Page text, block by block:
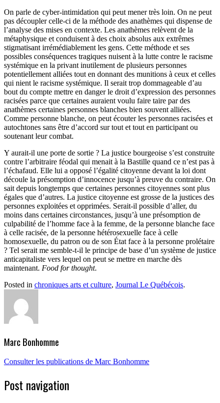
On parle de cyber-intimidation qui peut mener très loin. On ne peut
pas découpler celle-ci de la méthode des anathèmes qui dispense de
l’analyse des mises en contexte. Les anathèmes relèvent de la
métaphysique et conduisent à des choix absolus aux extrêmes
stigmatisant irrémédiablement les gens. Cette méthode et ses
possibles conséquences tragiques nuisent à la lutte contre le racisme
systémique en la privant inutilement de plusieurs personnes
potentiellement alliées tout en donnant des munitions à ceux et celles
qui nient le racisme systémique. Il serait trop dommageable d’au
bout du compte mettre en danger le droit d’expression des personnes
racisées parce que certaines auraient voulu faire taire par des
anathèmes certaines personnes blanches bien souvent alliées.
Comme personne blanche, on peut écouter les personnes racisées et
autochtones sans être d’accord sur tout et tout en participant ou
soutenant leur combat.
Y aurait-il une porte de sortie ? La justice bourgeoise s’est construite
contre l’arbitraire féodal qui menait à la Bastille quand ce n’est pas à
l’échafaud. Elle lui a opposé l’égalité citoyenne devant la loi dont
découle la présomption d’innocence jusqu’à preuve du contraire. On
sait depuis longtemps que certaines personnes citoyennes sont plus
égales que d’autres. La justice citoyenne est grosse de la justices des
personnes exploitées et opprimées. Serait-il possible d’aller, du
moins dans certaines circonstances, jusqu’à une présomption de
culpabilité de l’homme face à la femme, de la personne blanche face
à celle racisée, de la personne hétérosexuelle face à celle
homosexuelle, du patron ou de son État face à la personne prolétaire
? Tel serait me semble-t-il le principe de base d’un système de justice
anticapitaliste vers lequel on peut se mettre en marche dès
maintenant. Food for thought.
Posted in chroniques arts et culture, Journal Le Québécois.
Marc Bonhomme
Consulter les publications de Marc Bonhomme
Post navigation